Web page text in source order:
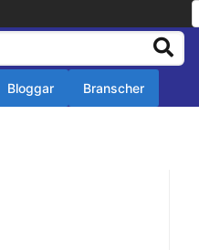
Bloggar Branscher